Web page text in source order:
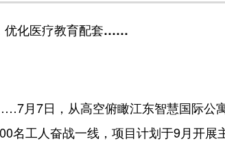
优化医疗教育配套……
月7日，从高空俯瞰江东智慧国际公
名工人奋战一线，项目计划于9月开展